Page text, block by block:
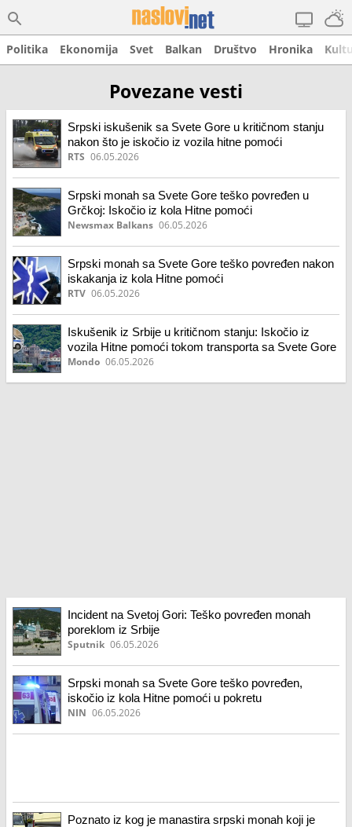
Politika Ekonomija Svet Balkan Društvo Hronika
Povezane vesti
Srpski iskušenik sa Svete Gore u kritičnom stanju
nakon što je iskočio iz vozila hitne pomoći
RTS 06.05.2026
Srpski monah sa Svete Gore teško povređen u
Grčkoj: Iskočio iz kola Hitne pomoći
Newsmax Balkans 06.05.2026
Srpski monah sa Svete Gore teško povređen nakon
iskakanja iz kola Hitne pomoći
RTV 06.05.2026
Iskušenik iz Srbije u kritičnom stanju: Iskočio iz
vozila Hitne pomoći tokom transporta sa Svete Gore
Mondo 06.05.2026
Incident na Svetoj Gori: Teško povređen monah
poreklom iz Srbije
Sputnik 06.05.2026
Srpski monah sa Svete Gore teško povređen,
iskočio iz kola Hitne pomoći u pokretu
NIN 06.05.2026
Poznato iz kog je manastira srpski monah koji je